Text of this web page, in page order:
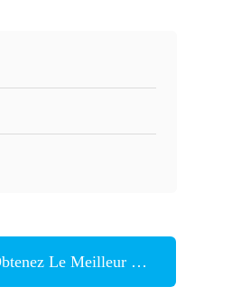
Le Meilleur Prix